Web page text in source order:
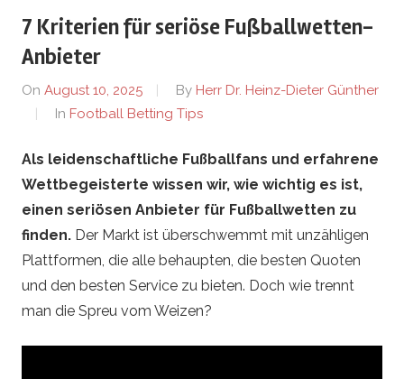
e
r
l
e
b
e
n
7 Kriterien für seriöse Fußballwetten-
Anbieter
On August 10, 2025 By Herr Dr. Heinz-Dieter Günther
In Football Betting Tips
Als leidenschaftliche Fußballfans und erfahrene
Wettbegeisterte wissen wir, wie wichtig es ist,
einen seriösen Anbieter für Fußballwetten zu
finden. Der Markt ist überschwemmt mit unzähligen
Plattformen, die alle behaupten, die besten Quoten
und den besten Service zu bieten. Doch wie trennt
man die Spreu vom Weizen?